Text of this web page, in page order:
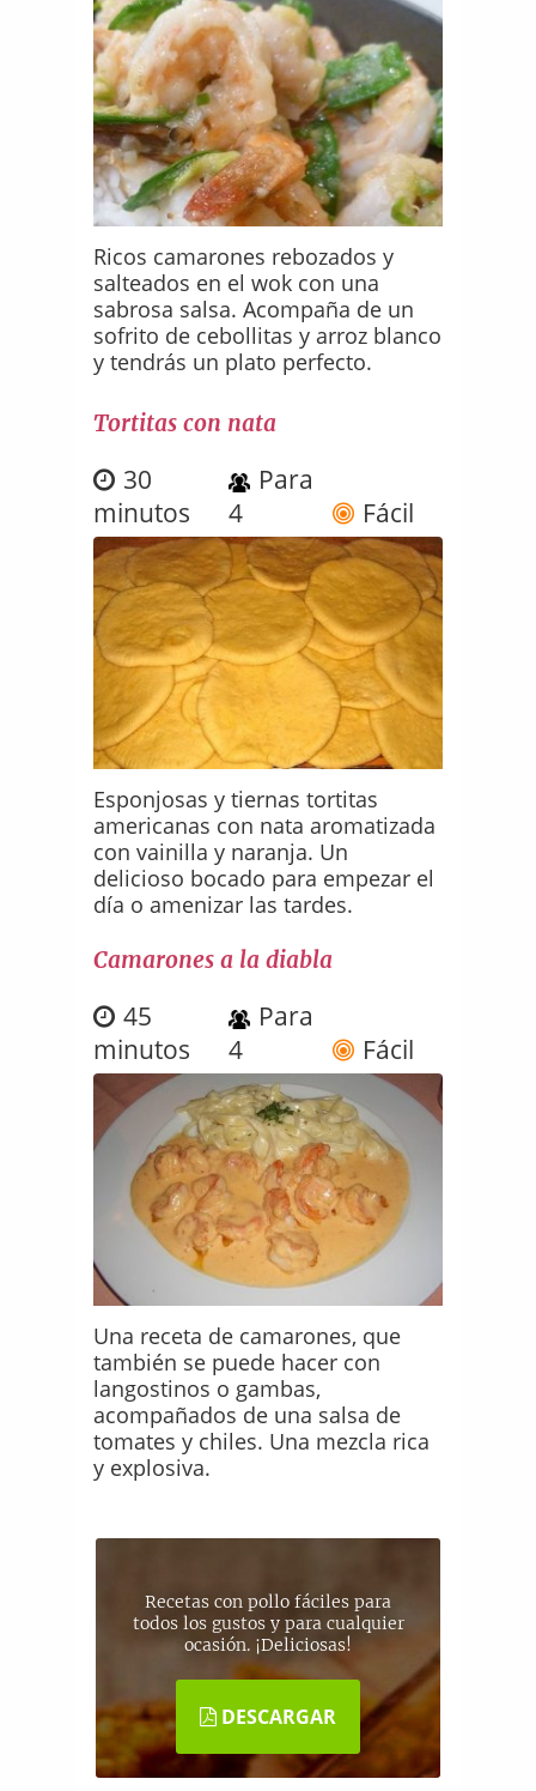
Ricos camarones rebozados y
salteados en el wok con una
sabrosa salsa. Acompaña de un
sofrito de cebollitas y arroz blanco
y tendrás un plato perfecto.
Tortitas con nata
30
minutos
Para
4
Fácil
Esponjosas y tiernas tortitas
americanas con nata aromatizada
con vainilla y naranja. Un
delicioso bocado para empezar el
día o amenizar las tardes.
Camarones a la diabla
45
minutos
Para
4
Fácil
Una receta de camarones, que
también se puede hacer con
langostinos o gambas,
acompañados de una salsa de
tomates y chiles. Una mezcla rica
y explosiva.
Recetas con pollo fáciles para
todos los gustos y para cualquier
ocasión. ¡Deliciosas!
DESCARGAR